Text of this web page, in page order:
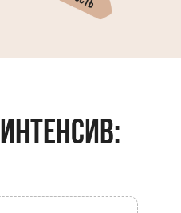
интенсив: